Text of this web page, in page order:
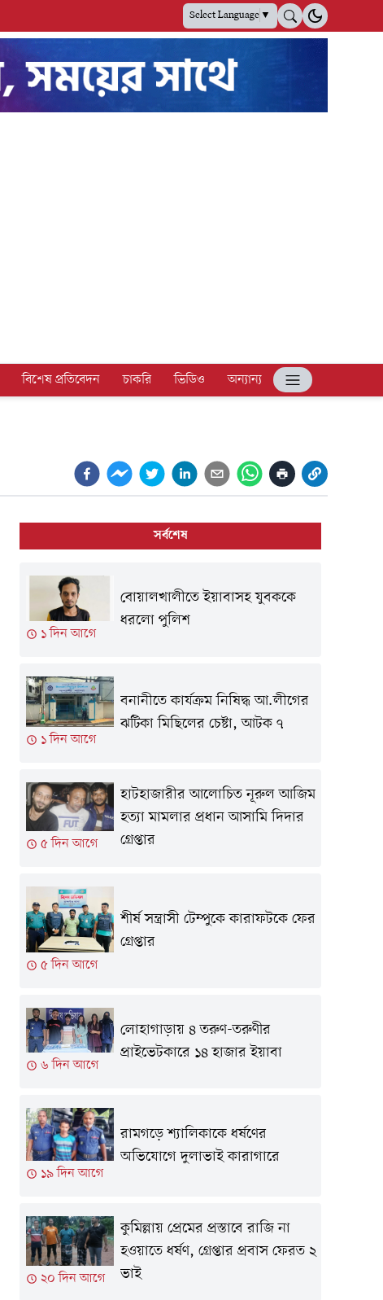
Select Language▼
বিশেষ প্রতিবেদন চাকরি ভিডিও
অন্যান্য
সর্বশেষ
১ দিন আগে
বোয়ালখালীতে ইয়াবাসহ যুবককে
ধরলো পুলিশ
১ দিন আগে
বনানীতে কার্যক্রম নিষিদ্ধ আ.লীগের
ঝটিকা মিছিলের চেষ্টা, আটক ৭
৫ দিন আগে
হাটহাজারীর আলোচিত নূরুল আজিম
হত্যা মামলার প্রধান আসামি দিদার
গ্রেপ্তার
৫ দিন আগে
শীর্ষ সন্ত্রাসী টেম্পুকে কারাফটকে ফের
গ্রেপ্তার
৬ দিন আগে
লোহাগাড়ায় ৪ তরুণ-তরুণীর
প্রাইভেটকারে ১৪ হাজার ইয়াবা
১৯ দিন আগে
রামগড়ে শ্যালিকাকে ধর্ষণের
অভিযোগে দুলাভাই কারাগারে
২০ দিন আগে
কুমিল্লায় প্রেমের প্রস্তাবে রাজি না
হওয়াতে ধর্ষণ, গ্রেপ্তার প্রবাস ফেরত ২
ভাই